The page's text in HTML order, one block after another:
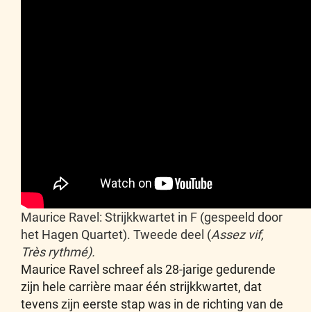
Maurice Ravel: Strijkkwartet in F (gespeeld door
het Hagen Quartet). Tweede deel (Assez vif,
Très rythmé).
Maurice Ravel schreef als 28-jarige gedurende
zijn hele carrière maar één strijkkwartet, dat
tevens zijn eerste stap was in de richting van de